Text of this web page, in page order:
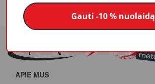
APIE MUS
Gauti -10 % nuolaidą